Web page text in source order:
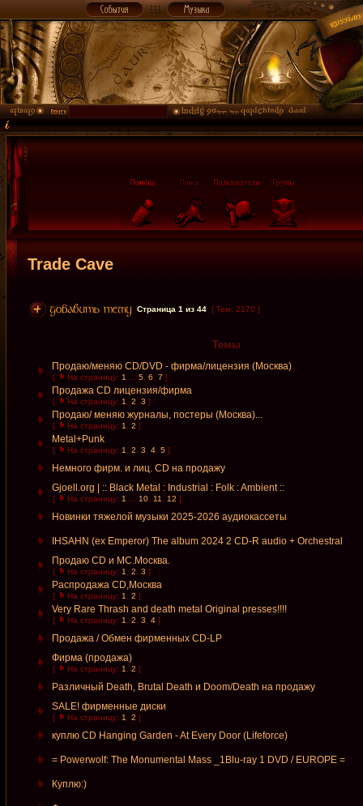
Trade Cave
Страница 1 из 44 [ Тем: 2170 ]
Темы
Продаю/меняю CD/DVD - фирма/лицензия (Москва)
[ На страницу: 1 5 6 7 ]
Продажа CD лицензия/фирма
[ На страницу: 1 2 3 ]
Продаю/ меняю журналы, постеры (Москва)...
[ На страницу: 1 2 ]
Metal+Punk
[ На страницу: 1 2 3 4 5 ]
Немного фирм. и лиц. CD на продажу
Gjoell.org | :: Black Metal : Industrial : Folk : Ambient ::
[ На страницу: 1 10 11 12 ]
Новинки тяжелой музыки 2025-2026 аудиокассеты
IHSAHN (ex Emperor) The album 2024 2 CD-R audio + Orchestral
Продаю CD и MC.Москва.
[ На страницу: 1 2 3 ]
Распродажа CD,Москва
[ На страницу: 1 2 ]
Very Rare Thrash and death metal Original presses!!!!
[ На страницу: 1 2 3 4 ]
Продажа / Обмен фирменных CD-LP
Фирма (продажа)
[ На страницу: 1 2 ]
Различный Death, Brutal Death и Doom/Death на продажу
SALE! фирменные диски
[ На страницу: 1 2 ]
куплю CD Hanging Garden - At Every Door (Lifeforce)
= Powerwolf: The Monumental Mass _1Blu-ray 1 DVD / EUROPE =
Куплю:)